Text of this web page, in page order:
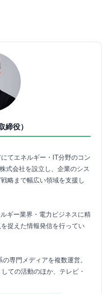
役）
てエネルギー・IT分野のコン
式会社を設立し、企業のシス
略まで幅広い領域を支援し
ギー業界・電力ビジネスに精
捉えた情報発信を行ってい
専門メディアを複数運営。
ての活動のほか、テレビ・